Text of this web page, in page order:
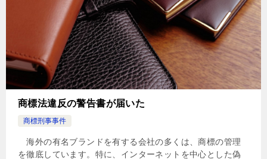
商標法違反の警告書が届いた
商標刑事事件
海外の有名ブランドを有する会社の多くは、商標の管理
を徹底しています。特に、インターネットを中心とした偽